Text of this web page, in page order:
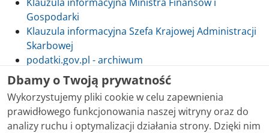
Klauzula informacyjna Ministra Finansów i
Gospodarki
Klauzula informacyjna Szefa Krajowej Administracji
Skarbowej
podatki.gov.pl - archiwum
Skontaktuj się z nami
Dbamy o Twoją prywatność
Wykorzystujemy pliki cookie w celu zapewnienia
prawidłowego funkcjonowania naszej witryny oraz do
analizy ruchu i optymalizacji działania strony. Dzięki nim